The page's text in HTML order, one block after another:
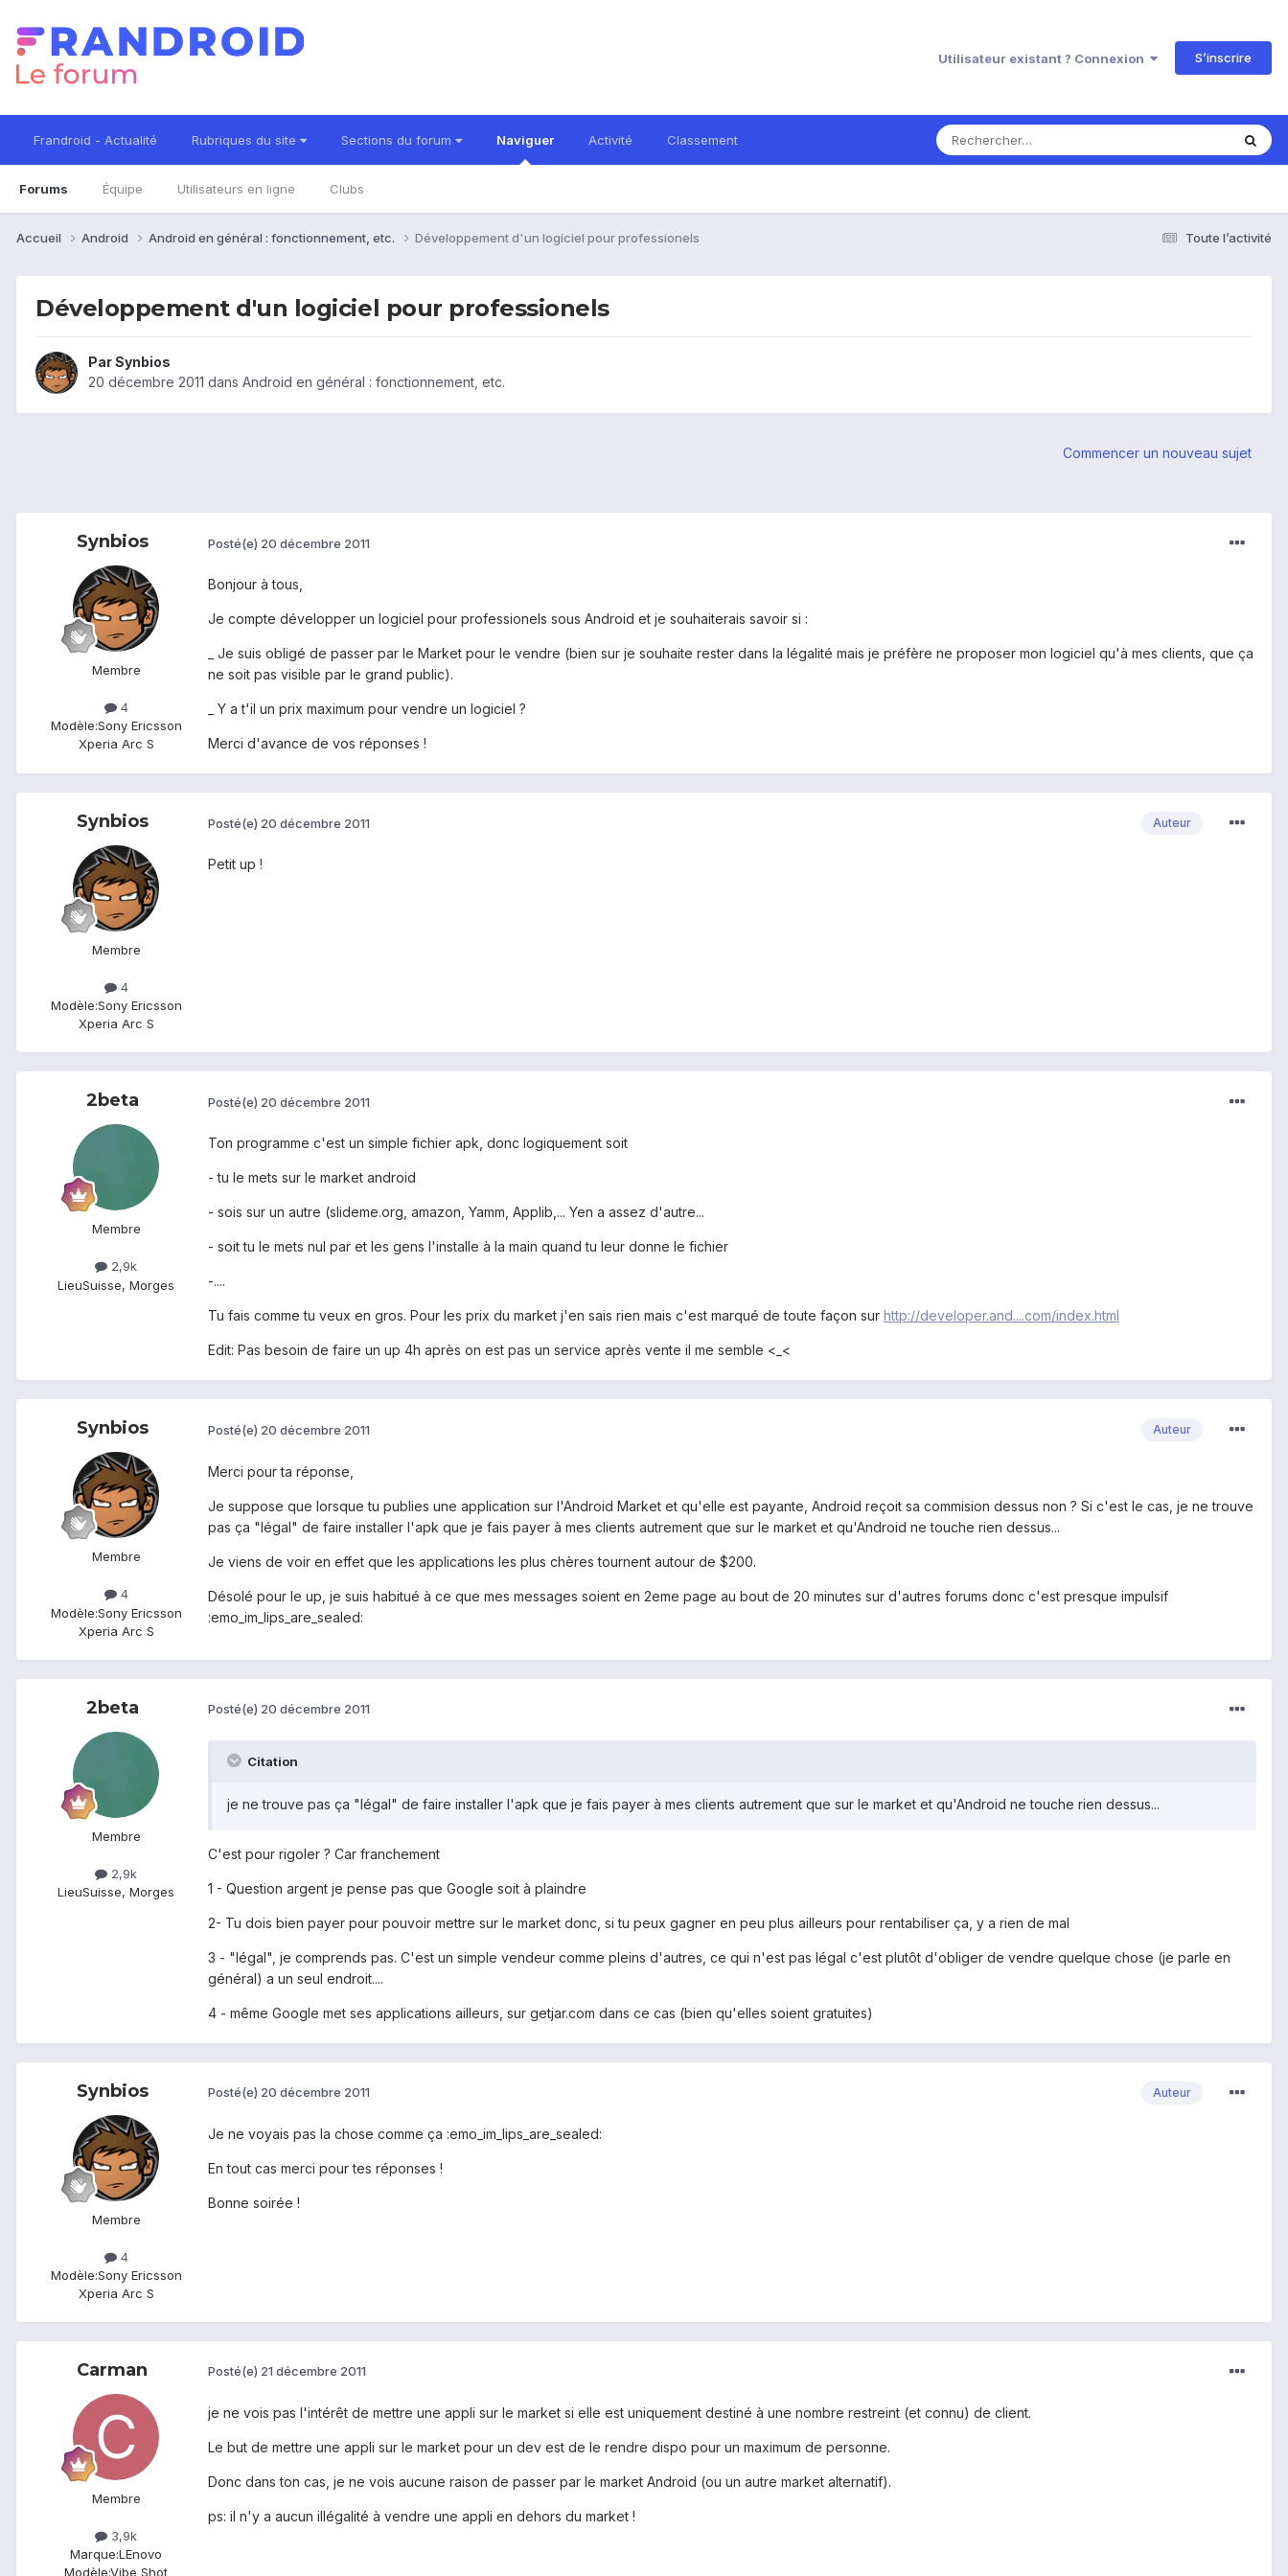
Utilisateur existant ? Connexion S’inscrire
Frandroid - Actualité Rubriques du site Sections du forum Naviguer
Forums Équipe Utilisateurs en ligne Clubs
Activité Classement
Toute l’activité
Accueil Android Android en général : fonctionnement, etc. Développement d'un logiciel pour professionels
Développement d'un logiciel pour professionels
ParSynbios
20 décembre 2011 dans Android en général : fonctionnement, etc.
Commencer un nouveau sujet
Synbios
Membre
4
Modèle:Sony Ericsson
Xperia Arc S
Posté(e) 20 décembre 2011
Bonjour à tous,
Je compte développer un logiciel pour professionels sous Android et je souhaiterais savoir si :
_ Je suis obligé de passer par le Market pour le vendre (bien sur je souhaite rester dans la légalité mais je préfère ne proposer mon logiciel qu'à mes clients, que ça
ne soit pas visible par le grand public).
_ Y a t'il un prix maximum pour vendre un logiciel ?
Merci d'avance de vos réponses !
Synbios
Membre
4
Modèle:Sony Ericsson
Xperia Arc S
Auteur
Posté(e) 20 décembre 2011
Petit up !
2beta
Membre
2,9k
LieuSuisse, Morges
Posté(e) 20 décembre 2011
Ton programme c'est un simple fichier apk, donc logiquement soit
- tu le mets sur le market android
- sois sur un autre (slideme.org, amazon, Yamm, Applib,... Yen a assez d'autre...
- soit tu le mets nul par et les gens l'installe à la main quand tu leur donne le fichier
-....
Tu fais comme tu veux en gros. Pour les prix du market j'en sais rien mais c'est marqué de toute façon sur http://developer.and....com/index.html
Edit: Pas besoin de faire un up 4h après on est pas un service après vente il me semble <_<
Synbios
Membre
4
Modèle:Sony Ericsson
Xperia Arc S
Auteur
Posté(e) 20 décembre 2011
Merci pour ta réponse,
Je suppose que lorsque tu publies une application sur l'Android Market et qu'elle est payante, Android reçoit sa commision dessus non ? Si c'est le cas, je ne trouve
pas ça "légal" de faire installer l'apk que je fais payer à mes clients autrement que sur le market et qu'Android ne touche rien dessus...
Je viens de voir en effet que les applications les plus chères tournent autour de $200.
Désolé pour le up, je suis habitué à ce que mes messages soient en 2eme page au bout de 20 minutes sur d'autres forums donc c'est presque impulsif
:emo_im_lips_are_sealed:
2beta
Membre
2,9k
LieuSuisse, Morges
Posté(e) 20 décembre 2011
Citation
je ne trouve pas ça "légal" de faire installer l'apk que je fais payer à mes clients autrement que sur le market et qu'Android ne touche rien dessus...
C'est pour rigoler ? Car franchement
1 - Question argent je pense pas que Google soit à plaindre
2- Tu dois bien payer pour pouvoir mettre sur le market donc, si tu peux gagner en peu plus ailleurs pour rentabiliser ça, y a rien de mal
3 - "légal", je comprends pas. C'est un simple vendeur comme pleins d'autres, ce qui n'est pas légal c'est plutôt d'obliger de vendre quelque chose (je parle en
général) a un seul endroit....
4 - même Google met ses applications ailleurs, sur getjar.com dans ce cas (bien qu'elles soient gratuites)
Synbios
Membre
4
Modèle:Sony Ericsson
Xperia Arc S
Auteur
Posté(e) 20 décembre 2011
Je ne voyais pas la chose comme ça :emo_im_lips_are_sealed:
En tout cas merci pour tes réponses !
Bonne soirée !
Carman
Membre
3,9k
Marque:LEnovo
Modèle:Vibe Shot
Posté(e) 21 décembre 2011
je ne vois pas l'intérêt de mettre une appli sur le market si elle est uniquement destiné à une nombre restreint (et connu) de client.
Le but de mettre une appli sur le market pour un dev est de le rendre dispo pour un maximum de personne.
Donc dans ton cas, je ne vois aucune raison de passer par le market Android (ou un autre market alternatif).
ps: il n'y a aucun illégalité à vendre une appli en dehors du market !